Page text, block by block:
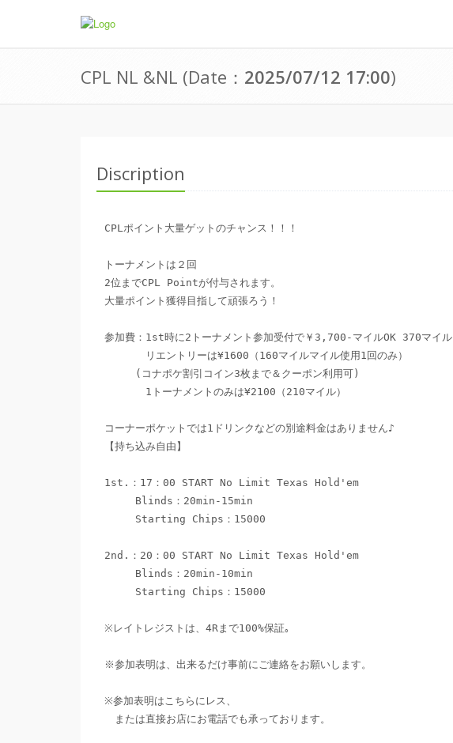
CPL NL &NL (Date ： 2025/07/12 17:00)
Discription
CPLポイント大量ゲットのチャンス！！！
トーナメントは２回
2位までCPL Pointが付与されます。
大量ポイント獲得目指して頑張ろう！
参加費：1st時に2トーナメント参加受付で￥3,700-マイルOK 370マイル
リエントリーは¥1600（160マイルマイル使用1回のみ）
(コナポケ割引コイン3枚まで＆クーポン利用可)
1トーナメントのみは¥2100（210マイル）
コーナーポケットでは1ドリンクなどの別途料金はありません♪
【持ち込み自由】
1st.：17：00 START No Limit Texas Hold'em
Blinds：20min-15min
Starting Chips：15000
2nd.：20：00 START No Limit Texas Hold'em
Blinds：20min-10min
Starting Chips：15000
※レイトレジストは、4Rまで100%保証｡
※参加表明は、出来るだけ事前にご連絡をお願いします。
※参加表明はこちらにレス、
または直接お店にお電話でも承っております。